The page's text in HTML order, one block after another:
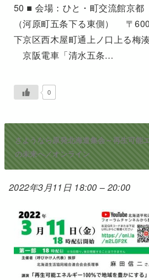
50 ■ 会場：ひと・町交流館京
（河原町五条下る東側） 〒
下京区西木屋町通上ノ口上る梅
京阪電車「清水五条…
0
さようなら原発北海道集会～再生可能
の未来へ／オンライン
2022年3月11日 18:00 – 20:00